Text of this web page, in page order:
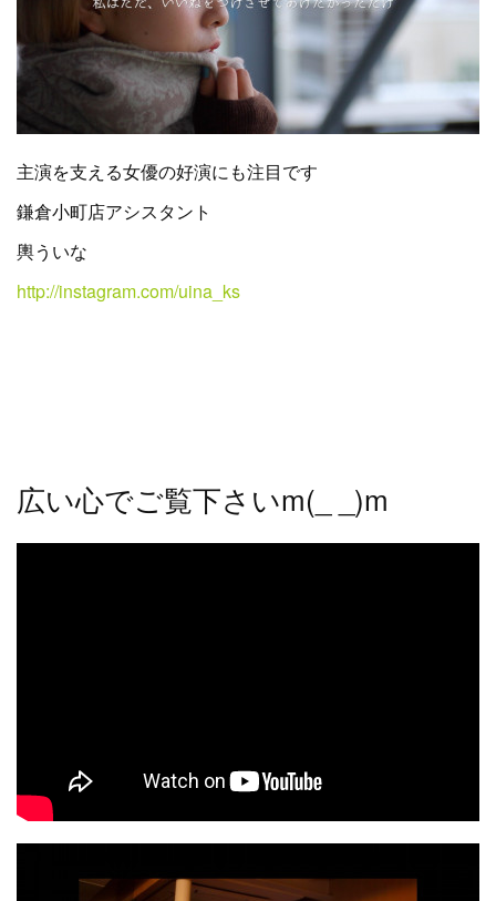
主演を支える女優の好演にも注目です
鎌倉小町店アシスタント
輿ういな
http://instagram.com/uina_ks
広い心でご覧下さいm(_ _)m